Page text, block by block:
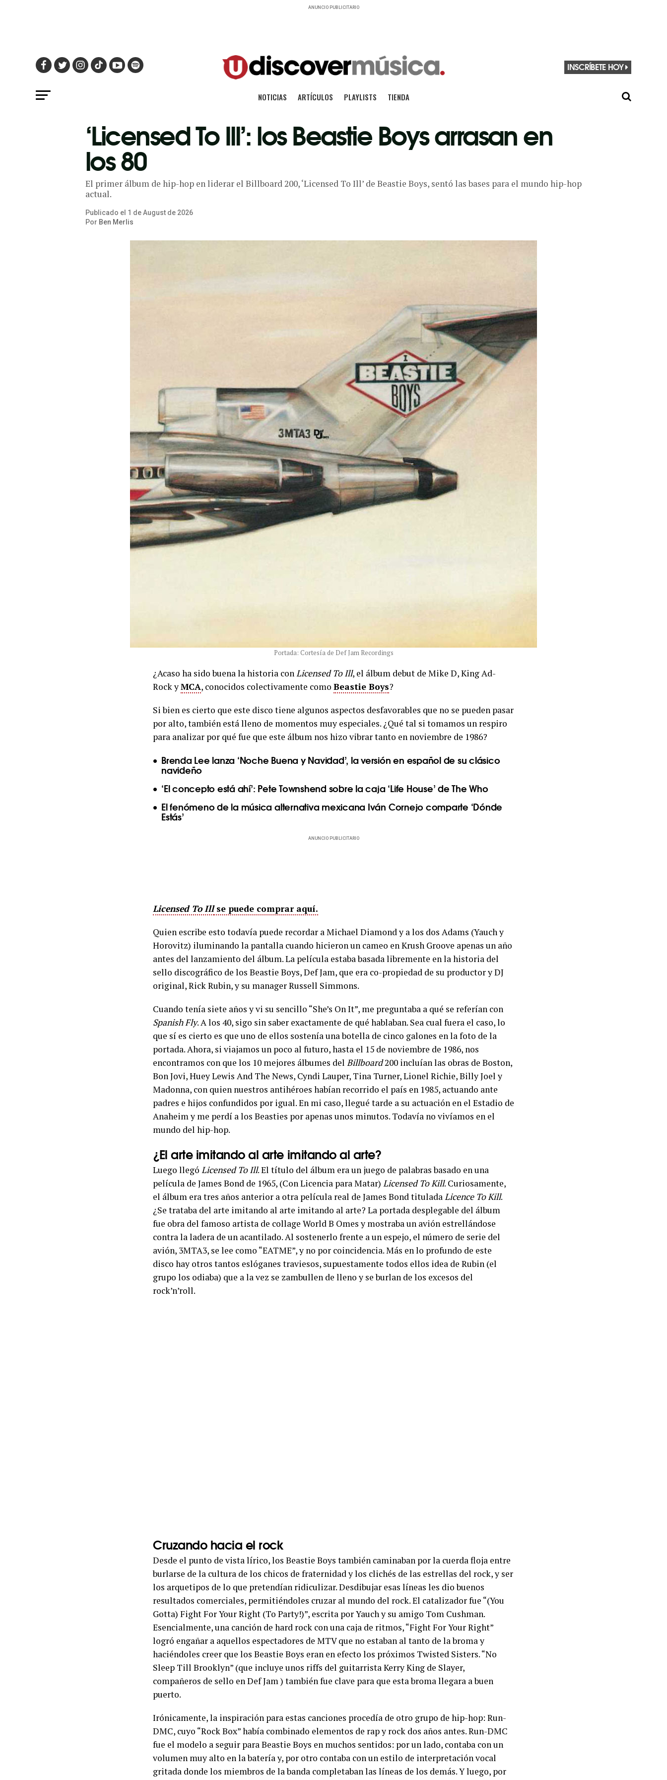
ANUNCIO PUBLICITARIO
INSCRÍBETE HOY
NOTICIAS ARTÍCULOS PLAYLISTS TIENDA
‘Licensed To Ill’: los Beastie Boys arrasan en
los 80
El primer álbum de hip-hop en liderar el Billboard 200, ‘Licensed To Ill’ de Beastie Boys, sentó las bases para el mundo hip-hop
actual.
Publicado el 1 deAugust de 2026
Por Ben Merlis
Portada: Cortesía de Def Jam Recordings
¿Acaso ha sido buena la historia conLicensed To Ill, el álbum debut de Mike D, King Ad-
Rock yMCA, conocidos colectivamente como Beastie Boys?
Si bien es cierto que este disco tiene algunos aspectos desfavorables que no se pueden pasar
por alto, también está lleno de momentos muy especiales. ¿Qué tal si tomamos un respiro
para analizar por qué fue que este álbum nos hizo vibrar tanto en noviembre de 1986?
Brenda Lee lanza ‘Noche Buena y Navidad’, la versión en español de su clásico
navideño
‘El concepto está ahí’: Pete Townshend sobre la caja ‘Life House’ de The Who
El fenómeno de la música alternativa mexicana Iván Cornejo comparte ‘Dónde
Estás’
ANUNCIO PUBLICITARIO
Licensed To Illse puede comprar aquí.
Quien escribe esto todavía puede recordar a Michael Diamond y a los dos Adams (Yauch y
Horovitz) iluminando la pantalla cuando hicieron un cameo en Krush Groove apenas un año
antes del lanzamiento del álbum. La película estaba basada libremente en la historia del
sello discográfico de los Beastie Boys, Def Jam, que era co-propiedad de su productor y DJ
original, Rick Rubin, y su manager Russell Simmons.
Cuando tenía siete años y vi su sencillo “She’s On It”, me preguntaba a qué se referían con
Spanish Fly. A los 40, sigo sin saber exactamente de qué hablaban. Sea cual fuera el caso, lo
que sí es cierto es que uno de ellos sostenía una botella de cinco galones en la foto de la
portada. Ahora, si viajamos un poco al futuro, hasta el 15 de noviembre de 1986, nos
encontramos con que los 10 mejores álbumes del Billboard200 incluían las obras de Boston,
Bon Jovi, Huey Lewis And The News, Cyndi Lauper, Tina Turner, Lionel Richie, Billy Joel y
Madonna, con quien nuestros antihéroes habían recorrido el país en 1985, actuando ante
padres e hijos confundidos por igual. En mi caso, llegué tarde a su actuación en el Estadio de
Anaheim y me perdí a los Beasties por apenas unos minutos. Todavía no vivíamos en el
mundo del hip-hop.
¿El arte imitando al arte imitando al arte?
Luego llegó Licensed To Ill. El título del álbum era un juego de palabras basado en una
película de James Bond de 1965, (Con Licencia para Matar) Licensed To Kill. Curiosamente,
el álbum era tres años anterior a otra película real de James Bond tituladaLicence To Kill.
¿Se trataba del arte imitando al arte imitando al arte? La portada desplegable del álbum
fue obra del famoso artista de collage World B Omes y mostraba un avión estrellándose
contra la ladera de un acantilado. Al sostenerlo frente a un espejo, el número de serie del
avión, 3MTA3, se lee como “EATME”, y no por coincidencia. Más en lo profundo de este
disco hay otros tantos eslóganes traviesos, supuestamente todos ellos idea de Rubin (el
grupo los odiaba) que a la vez se zambullen de lleno y se burlan de los excesos del
rock’n’roll.
Cruzando hacia el rock
Desde el punto de vista lírico, los Beastie Boys también caminaban por la cuerda floja entre
burlarse de la cultura de los chicos de fraternidad y los clichés de las estrellas del rock, y ser
los arquetipos de lo que pretendían ridiculizar. Desdibujar esas líneas les dio buenos
resultados comerciales, permitiéndoles cruzar al mundo del rock. El catalizador fue “(You
Gotta) Fight For Your Right (To Party!)”, escrita por Yauch y su amigo Tom Cushman.
Esencialmente, una canción de hard rock con una caja de ritmos, “Fight For Your Right”
logró engañar a aquellos espectadores de MTV que no estaban al tanto de la broma y
haciéndoles creer que los Beastie Boys eran en efecto los próximos Twisted Sisters. “No
Sleep Till Brooklyn” (que incluye unos riffs del guitarrista Kerry King de Slayer,
compañeros de sello en Def Jam ) también fue clave para que esta broma llegara a buen
puerto.
Irónicamente, la inspiración para estas canciones procedía de otro grupo de hip-hop: Run-
DMC, cuyo “Rock Box” había combinado elementos de rap y rock dos años antes. Run-DMC
fue el modelo a seguir para Beastie Boys en muchos sentidos: por un lado, contaba con un
volumen muy alto en la batería y, por otro contaba con un estilo de interpretación vocal
gritada donde los miembros de la banda completaban las líneas de los demás. Y luego, por